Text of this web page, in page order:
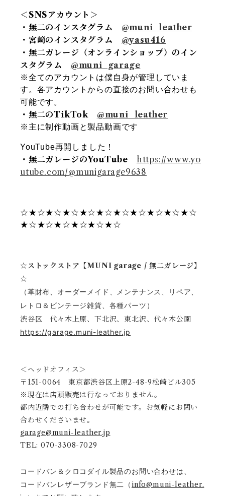
＜SNSアカウント＞
・無二のインスタグラム @muni_leather
・宮﨑のインスタグラム @yasu416
・無二ガレージ（オンラインショップ）のイン
スタグラム @muni_garage
※全てのアカウントは僕自身が管理していま
す。各アカウントからの直接のお問い合わせも
可能です。
・無二のTikTok @muni_leather
※主に制作動画と製品動画です
YouTube再開しました！
・無二ガレージのYouTube
https://www.yo
utube.com/@munigarage9638
☆★☆★☆★☆★☆★☆★☆★☆★☆★☆★☆
★☆★☆★☆★☆★☆★☆
☆ストックストア【MUNI garage / 無二ガレージ】
☆
（革財布、オーダーメイド、メンテナンス、リペア、
レトロ＆ビンテージ雑貨、各種パーツ）
渋谷区 代々木上原、下北沢、東北沢、代々木公園
https://garage.muni-leather.jp
＜ヘッドオフィス＞
〒151-0064 東京都渋谷区上原2-48-9松崎ビル305
※現在は店頭販売は行なっておりません。
都内近隣での打ち合わせが可能です。お気軽にお問い
合わせくださいませ。
garage@muni-leather.jp
TEL: 070-3308-7029
コードバン＆クロコダイル製品のお問い合わせは、
コードバンレザーブランド無二（ info@muni-leather.